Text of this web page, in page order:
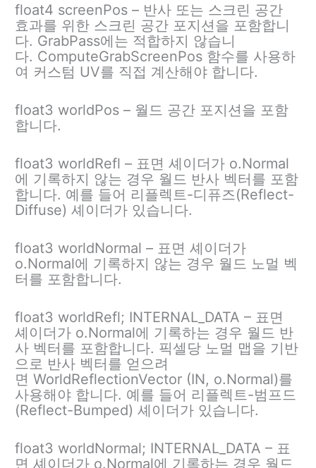
float4 screenPos – 반사 또는 스크린 공간
효과를 위한 스크린 공간 포지션을 포함합니
다. GrabPass에는 적합하지 않습니
다. ComputeGrabScreenPos 함수를 사용하
여 커스텀 UV를 직접 계산해야 합니다.
float3 worldPos – 월드 공간 포지션을 포함
합니다.
float3 worldRefl – 표면 셰이더가 o.Normal
에 기록하지 않는 경우 월드 반사 벡터를 포함
합니다. 예를 들어 리플렉트-디퓨즈(Reflect-
Diffuse) 셰이더가 있습니다.
float3 worldNormal – 표면 셰이더가
o.Normal에 기록하지 않는 경우 월드 노멀 벡
터를 포함합니다.
float3 worldRefl; INTERNAL_DATA – 표면
셰이더가 o.Normal에 기록하는 경우 월드 반
사 벡터를 포함합니다. 픽셀당 노멀 맵을 기반
으로 반사 벡터를 얻으려
면 WorldReflectionVector (IN, o.Normal)를
사용해야 합니다. 예를 들어 리플렉트-범프드
(Reflect-Bumped) 셰이더가 있습니다.
float3 worldNormal; INTERNAL_DATA – 표
면 셰이더가 o.Normal에 기록하는 경우 월드